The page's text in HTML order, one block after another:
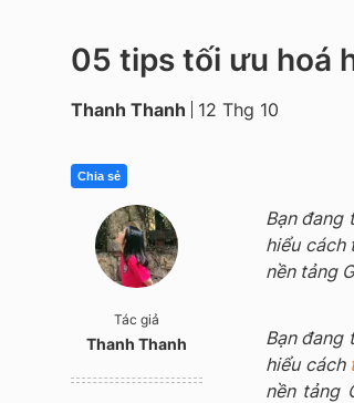
05 tips tối ưu hoá
Thanh Thanh 12 Thg 10
Chia sẻ
Tác giả
Thanh Thanh
Bạn đang
hiểu cách
nền tảng
Bạn đang
hiểu cách
nền tảng